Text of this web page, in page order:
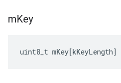
mKey
uint8_t mKey[kKeyLength]